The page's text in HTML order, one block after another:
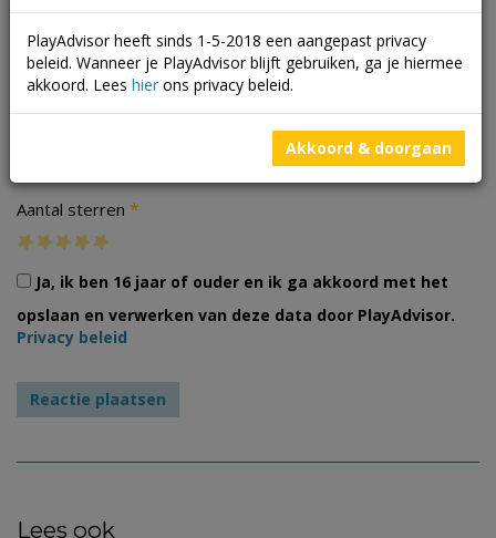
Foto's
Aantal sterren *
Ja, ik ben 16 jaar of ouder en ik ga akkoord met het
opslaan en verwerken van deze data door PlayAdvisor.
Privacy beleid
Lees ook
PlayAdvisor heeft sinds 1-5-2018 een aangepast privacy
beleid. Wanneer je PlayAdvisor blijft gebruiken, ga je hiermee
akkoord. Lees hier ons privacy beleid.
Akkoord & doorgaan